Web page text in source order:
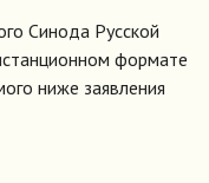
Синода Русской
формате
ниже заявления